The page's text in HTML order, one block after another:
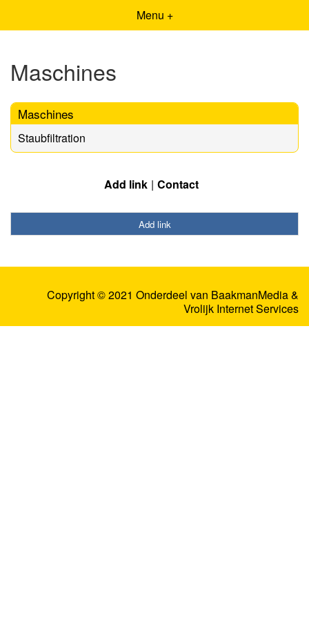
Menu +
Maschines
Maschines
Staubfiltration
Add link Contact
Add link
Copyright © 2021 Onderdeel van BaakmanMedia&
Vrolijk Internet Services